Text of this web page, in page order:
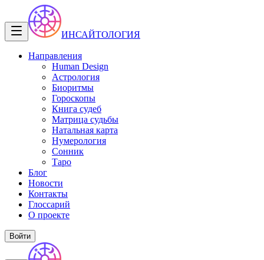
ИНСАЙТОЛОГИЯ
Направления
Human Design
Астрология
Биоритмы
Гороскопы
Книга судеб
Матрица судьбы
Натальная карта
Нумерология
Сонник
Таро
Блог
Новости
Контакты
Глоссарий
О проекте
Войти